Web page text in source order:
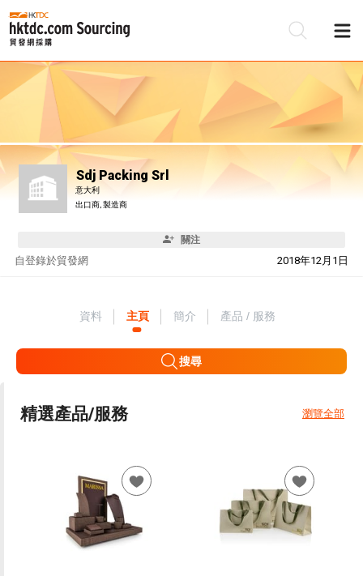
Sdj Packing Srl
意大利
出口商, 製造商
關注
自 2018年12月1日
登錄於貿發網
資料 主頁 簡介 產品 / 服務
搜尋
精選產品/服務 瀏覽全部